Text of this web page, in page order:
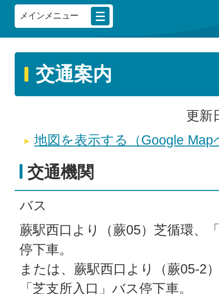
メインメニュー
交通案内
更新
地図を表示する（Google Map
交通機関
バス
蕨駅西口より（蕨05）芝循環、
停下車。
または、蕨駅西口より（蕨05-2
「芝支所入口」バス停下車。